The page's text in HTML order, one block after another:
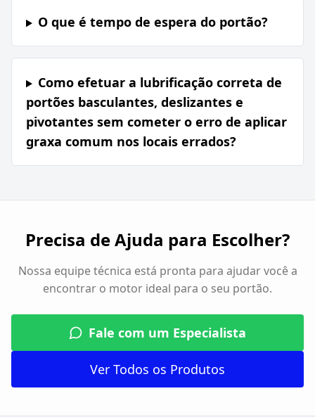
O que é tempo de espera do portão?
Como efetuar a lubrificação correta de
portões basculantes, deslizantes e
pivotantes sem cometer o erro de aplicar
graxa comum nos locais errados?
Precisa de Ajuda para Escolher?
Nossa equipe técnica está pronta para ajudar você a
encontrar o motor ideal para o seu portão.
Fale com um Especialista
Ver Todos os Produtos